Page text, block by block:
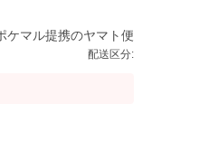
ケマル提携のヤマト便
配送区分: